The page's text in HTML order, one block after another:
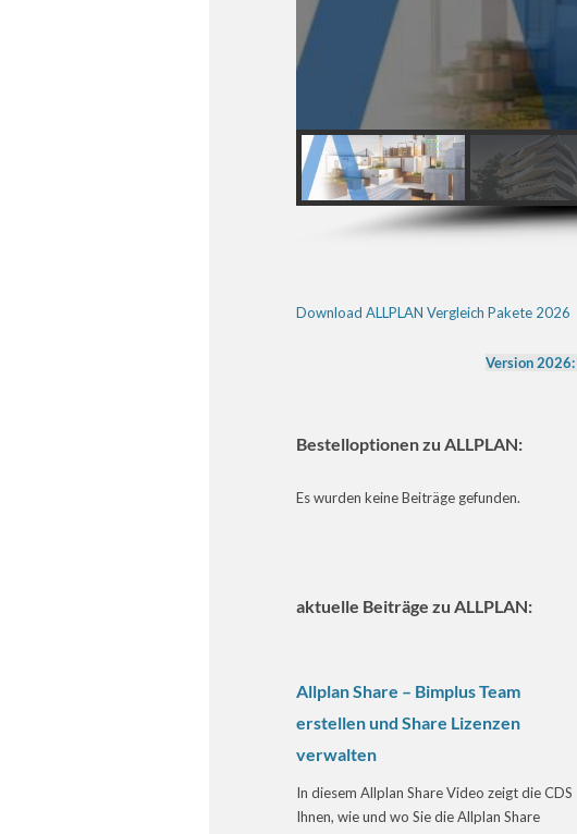
Download ALLPLAN Vergleich Pakete 2026
Version 2026:
Bestelloptionen zu ALLPLAN:
Es wurden keine Beiträge gefunden.
aktuelle Beiträge zu ALLPLAN:
Allplan Share – Bimplus Team
erstellen und Share Lizenzen
verwalten
In diesem Allplan Share Video zeigt die CDS
Ihnen, wie und wo Sie die Allplan Share